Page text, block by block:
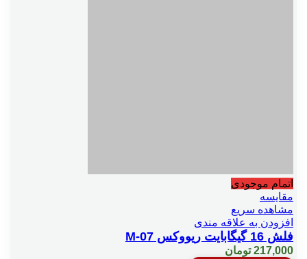
اتمام موجودی
مقایسه
مشاهده سریع
افزودن به علاقه مندی
فلش 16 گیگابایت ریووکس M-07
217,000 تومان